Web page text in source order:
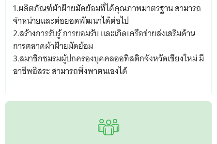
1.ผลิตภัณฑ์ผ้าฝ้ายมัดย้อมที่ได้คุณภาพมาตรฐาน สามารถ
จำหน่ายและต่อยอดพัฒนาได้ต่อไป
2.สร้างการรับรู้ การยอมรับ และเกิดเครือข่ายส่งเสริมด้าน
การตลาดผ้าฝ้ายมัดย้อม
3.สมาชิกชมรมผู้ปกครองบุคคลออทิสติกจังหวัดเชียงใหม่ มี
อาชีพอิสระ สามารถพึ่งพาตนเองได้